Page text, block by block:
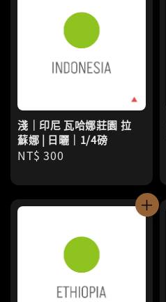
淺｜印尼 瓦哈娜莊園 拉
蘇娜 | 日曬｜1/4磅
Regular
NT$ 300